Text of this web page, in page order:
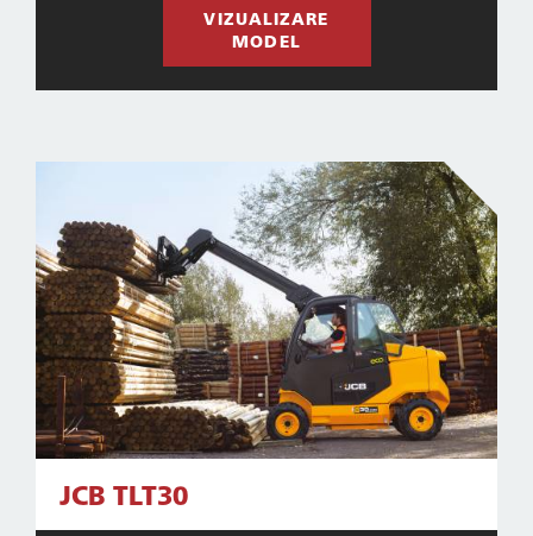
VIZUALIZARE
MODEL
JCB TLT30